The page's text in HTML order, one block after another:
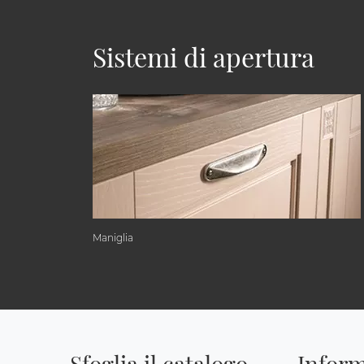
Sistemi di apertura
Maniglia